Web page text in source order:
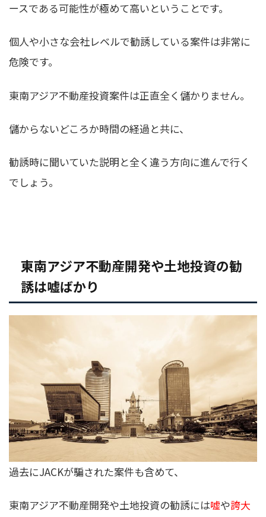
ースである可能性が極めて高いということです。
個人や小さな会社レベルで勧誘している案件は非常に
危険です。
東南アジア不動産投資案件は正直全く儲かりません。
儲からないどころか時間の経過と共に、
勧誘時に聞いていた説明と全く違う方向に進んで行く
でしょう。
東南アジア不動産開発や土地投資の勧
誘は嘘ばかり
過去にJACKが騙された案件も含めて、
東南アジア不動産開発や土地投資の勧誘には嘘や誇大